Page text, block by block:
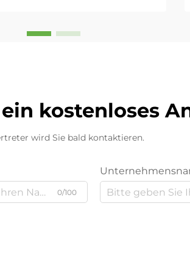
kostenloses
wird Sie bald kontaktieren.
0/100